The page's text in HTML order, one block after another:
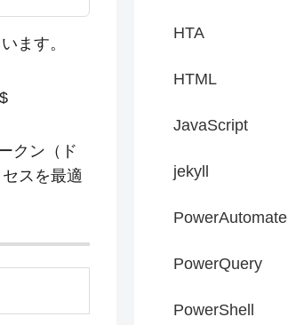
ます。
クン（ド
スを最適
HTA
HTML
JavaScript
jekyll
PowerAutomate
PowerQuery
PowerShell